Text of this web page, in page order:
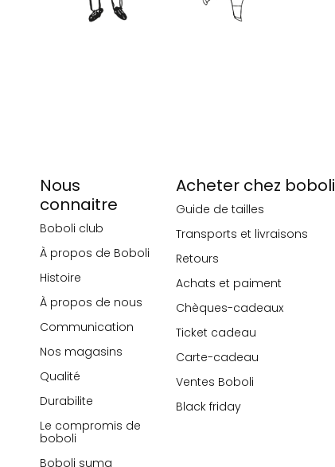
Nous
connaitre
Boboli club
À propos de Boboli
Histoire
À propos de nous
Communication
Nos magasins
Qualité
Durabilite
Le compromis de
boboli
Boboli suma
Acheter chez boboli
Guide de tailles
Transports et livraisons
Retours
Achats et paiment
Chèques-cadeaux
Ticket cadeau
Carte-cadeau
Ventes Boboli
Black friday